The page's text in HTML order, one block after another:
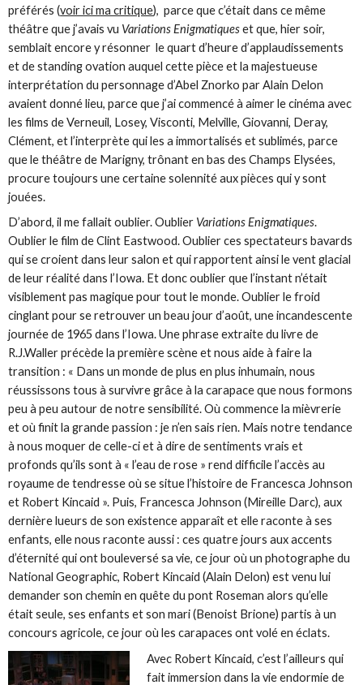
préférés (voir ici ma critique), parce que c’était dans ce même
théâtre que j’avais vu Variations Enigmatiqueset que, hier soir,
semblait encore y résonner le quart d’heure d’applaudissements
et de standing ovation auquel cette pièce et la majestueuse
interprétation du personnage d’Abel Znorko par Alain Delon
avaient donné lieu, parce que j’ai commencé à aimer le cinéma avec
les films de Verneuil, Losey, Visconti, Melville, Giovanni, Deray,
Clément, et l’interprète qui les a immortalisés et sublimés, parce
que le théâtre de Marigny, trônant en bas des Champs Elysées,
procure toujours une certaine solennité aux pièces qui y sont
jouées.
D’abord, il me fallait oublier. Oublier Variations Enigmatiques.
Oublier le film de Clint Eastwood. Oublier ces spectateurs bavards
qui se croient dans leur salon et qui rapportent ainsi le vent glacial
de leur réalité dans l’Iowa. Et donc oublier que l’instant n’était
visiblement pas magique pour tout le monde. Oublier le froid
cinglant pour se retrouver un beau jour d’août, une incandescente
journée de 1965 dans l’Iowa. Une phrase extraite du livre de
R.J.Waller précède la première scène et nous aide à faire la
transition : « Dans un monde de plus en plus inhumain, nous
réussissons tous à survivre grâce à la carapace que nous formons
peu à peu autour de notre sensibilité. Où commence la mièvrerie
et où finit la grande passion : je n’en sais rien. Mais notre tendance
à nous moquer de celle-ci et à dire de sentiments vrais et
profonds qu’ils sont à « l’eau de rose » rend difficile l’accès au
royaume de tendresse où se situe l’histoire de Francesca Johnson
et Robert Kincaid ». Puis, Francesca Johnson (Mireille Darc), aux
dernière lueurs de son existence apparaît et elle raconte à ses
enfants, elle nous raconte aussi : ces quatre jours aux accents
d’éternité qui ont bouleversé sa vie, ce jour où un photographe du
National Geographic, Robert Kincaid (Alain Delon) est venu lui
demander son chemin en quête du pont Roseman alors qu’elle
était seule, ses enfants et son mari (Benoist Brione) partis à un
concours agricole, ce jour où les carapaces ont volé en éclats.
Avec Robert Kincaid, c’est l’ailleurs qui
fait immersion dans la vie endormie de